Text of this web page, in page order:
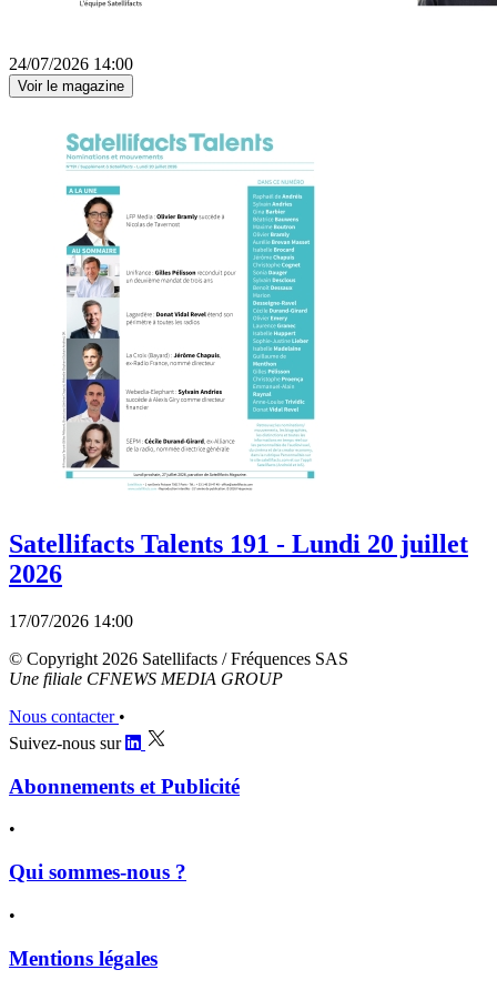
24/07/2026 14:00
Voir le magazine
Satellifacts Talents 191 - Lundi 20 juillet
2026
17/07/2026 14:00
© Copyright 2026 Satellifacts / Fréquences SAS
Une filiale CFNEWS MEDIA GROUP
Nous contacter •
Suivez-nous sur
Abonnements et Publicité
•
Qui sommes-nous ?
•
Mentions légales